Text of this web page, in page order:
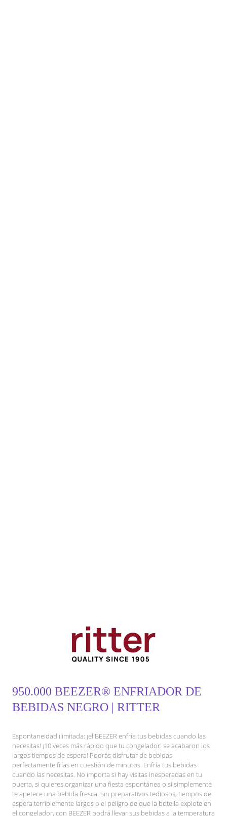
950.000 BEEZER® ENFRIADOR DE
BEBIDAS NEGRO | RITTER
Espontaneidad ilimitada: ¡el BEEZER enfría tus bebidas cuando las
necesitas! ¡10 veces más rápido que tu congelador: se acabaron los
largos tiempos de espera! Podrás disfrutar de bebidas
perfectamente frías en cuestión de minutos. Enfría tus bebidas
cuando las necesitas. No importa si hay visitas inesperadas en tu
puerta, si quieres organizar una fiesta espontánea o si simplemente
te apetece una bebida fresca. Sin preparativos tediosos, tiempos de
espera terriblemente largos o el peligro de que la botella explote en
el congelador, con BEEZER podrá llevar sus bebidas a la temperatura